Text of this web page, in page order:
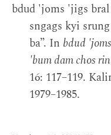
bdud 'joms 'jigs
sngags kyi
ba”. In bdud
'bum dam chos
16: 117–119.
1979–1985.